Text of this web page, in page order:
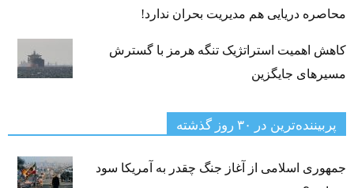
محاصره دریایی هم مدیریت بحران ندارد!
کاهش اهمیت استراتژیک تنگه‌ هرمز با گسترش
مسیرهای جایگزین
پربیننده‌ترین‌ در ۳۰ روز گذشته
جمهوری اسلامی از آغاز جنگ چقدر به آمریکا سود